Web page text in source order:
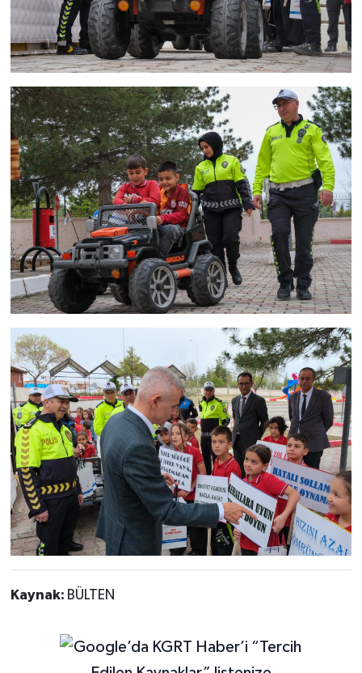
Kaynak: BÜLTEN